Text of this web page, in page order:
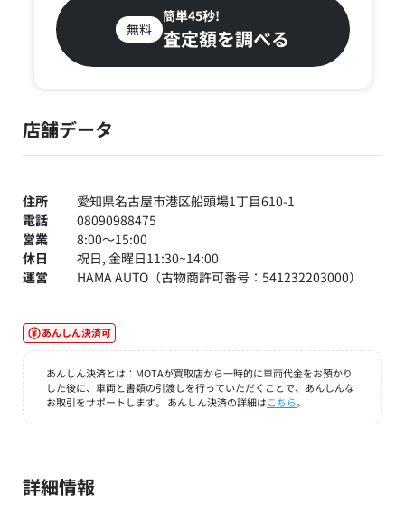
無料
簡単45秒!
査定額を調べる
店舗データ
住所
愛知県名古屋市港区船頭場1丁目610-1
電話
08090988475
営業
8:00～15:00
休日
祝日, 金曜日11:30~14:00
運営
HAMA AUTO（古物商許可番号：541232203000）
あんしん決済可
あんしん決済とは：MOTAが買取店から一時的に車両代金をお預かり
した後に、車両と書類の引渡しを行っていただくことで、あんしんな
お取引をサポートします。 あんしん決済の詳細はこちら。
詳細情報